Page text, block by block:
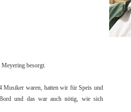
besorgt.
Musiker waren, hatten wir für Speis und
und das war auch nötig, wie sich